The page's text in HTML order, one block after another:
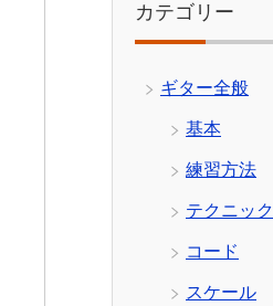
カテゴリー
ギター全般
基本
練習方法
テクニック
コード
スケール